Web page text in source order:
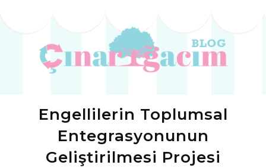
Engellilerin Toplumsal
Entegrasyonunun
Geliştirilmesi Projesi